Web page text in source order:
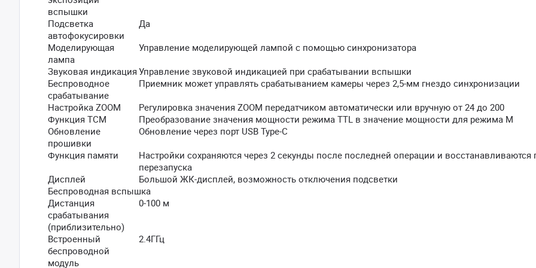
вспышки
Подсветка
автофокусировки
Да
Моделирующая
лампа
Управление моделирующей лампой с помощью синхронизатора
Звуковая индикация Управление звуковой индикацией при срабатывании вспышки
Беспроводное
срабатывание
Приемник может управлять срабатыванием камеры через 2,5-мм гнездо синхронизации
Настройка ZOOM
Регулировка значения ZOOM передатчиком автоматически или вручную от 24 до 200
Функция TCM
Преобразование значения мощности режима TTL в значение мощности для режима M
Обновление
прошивки
Обновление через порт USB Type-C
Функция памяти
Настройки сохраняются через 2 секунды после последней операции и восстанавливаются
перезапуска
Дисплей
Большой ЖК-дисплей, возможность отключения подсветки
Беспроводная вспышка
Дистанция
срабатывания
(приблизительно)
0-100 м
Встроенный
беспроводной
модуль
2.4ГГц